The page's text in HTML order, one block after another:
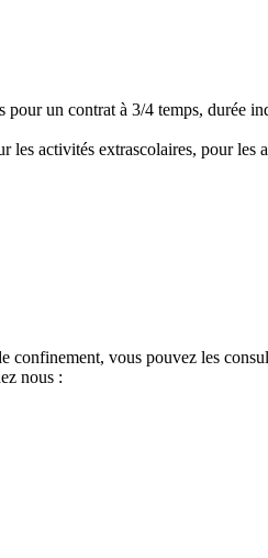
pour un contrat à 3/4 temps, durée
activités extrascolaires, pour les
confinement, vous pouvez les
nous :